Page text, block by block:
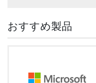
おすすめ製品